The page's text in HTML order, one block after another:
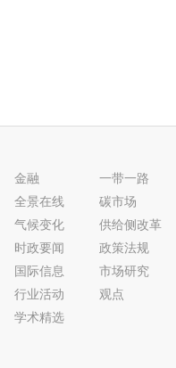
金融
一带一路
全景在线
碳市场
气候变化
供给侧改革
时政要闻
政策法规
国际信息
市场研究
行业活动
观点
学术精选